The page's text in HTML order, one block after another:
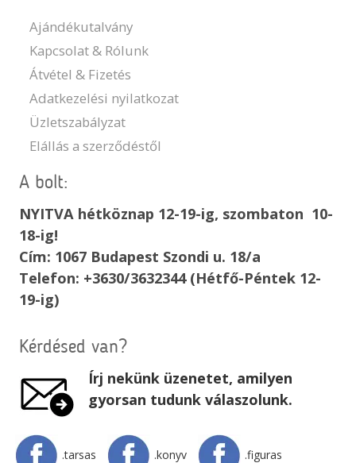
Ajándékutalvány
Kapcsolat & Rólunk
Átvétel & Fizetés
Adatkezelési nyilatkozat
Üzletszabályzat
Elállás a szerződéstől
A bolt:
NYITVA hétköznap 12-19-ig, szombaton 10-
18-ig!
Cím: 1067 Budapest Szondi u. 18/a
Telefon: +3630/3632344 (Hétfő-Péntek 12-
19-ig)
Kérdésed van?
Írj nekünk üzenetet, amilyen
gyorsan tudunk válaszolunk.
.tarsas .konyv .figuras